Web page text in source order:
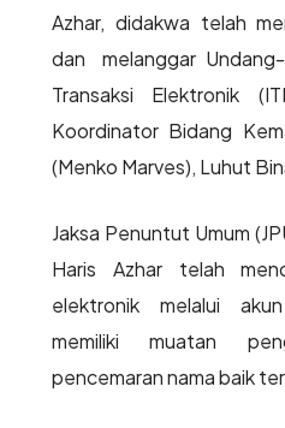
Azhar, didakwa telah
dan melanggar
Transaksi Elektronik
Koordinator Bidang
(Menko Marves), Luhut
Jaksa Penuntut Umum
Haris Azhar telah
elektronik melalui
memiliki muatan
pencemaran nama baik